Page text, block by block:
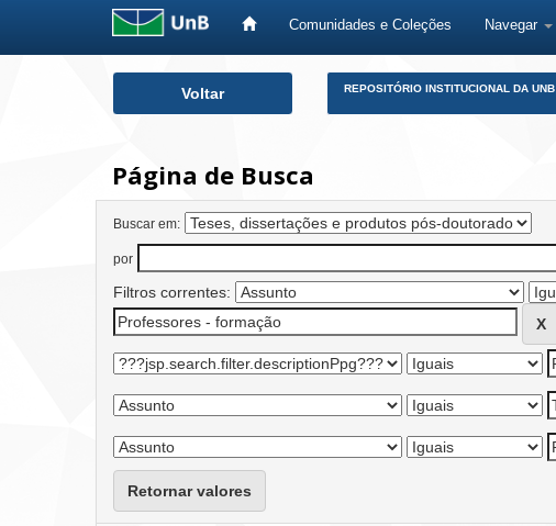
Comunidades e Coleções Navegar
Voltar REPOSITÓRIO INSTITUCIONAL DA UNB
Página de Busca
Buscar em:
por
Filtros correntes:
Retornar valores